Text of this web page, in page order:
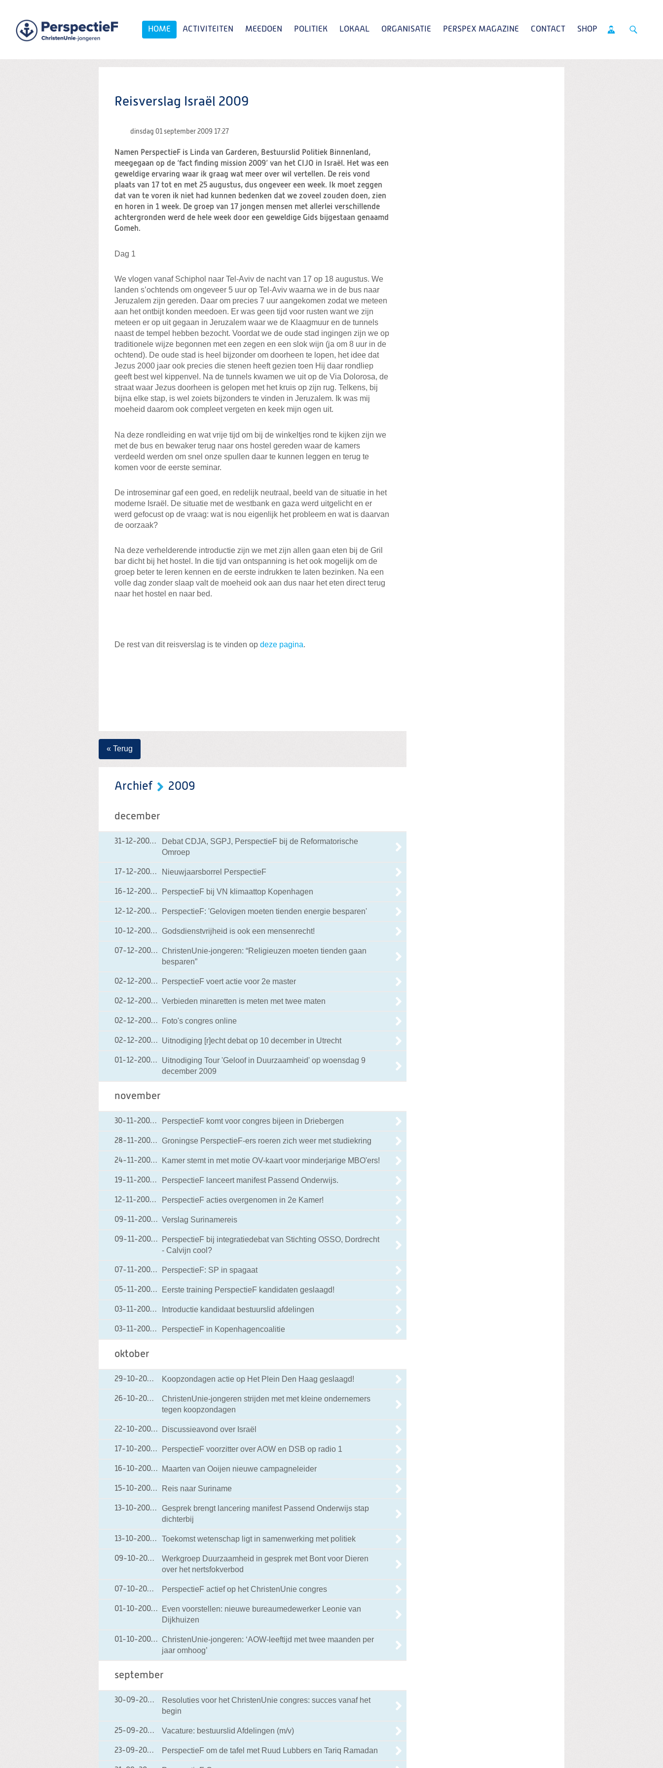
Spring
naar
HOME ACTIVITEITEN MEEDOEN POLITIEK LOKAAL ORGANISATIE PERSPEX MAGAZINE CONTACT SHOP
Reisverslag Israël 2009
dinsdag 01 september 2009 17:27
Namen PerspectieF is Linda van Garderen, Bestuurslid Politiek Binnenland,
meegegaan op de ‘fact finding mission 2009’ van het CIJO in Israël. Het was een
geweldige ervaring waar ik graag wat meer over wil vertellen. De reis vond
plaats van 17 tot en met 25 augustus, dus ongeveer een week. Ik moet zeggen
dat van te voren ik niet had kunnen bedenken dat we zoveel zouden doen, zien
en horen in 1 week. De groep van 17 jongen mensen met allerlei verschillende
achtergronden werd de hele week door een geweldige Gids bijgestaan genaamd
Gomeh.
Dag 1
We vlogen vanaf Schiphol naar Tel-Aviv de nacht van 17 op 18 augustus. We
landen s’ochtends om ongeveer 5 uur op Tel-Aviv waarna we in de bus naar
Jeruzalem zijn gereden. Daar om precies 7 uur aangekomen zodat we meteen
aan het ontbijt konden meedoen. Er was geen tijd voor rusten want we zijn
meteen er op uit gegaan in Jeruzalem waar we de Klaagmuur en de tunnels
naast de tempel hebben bezocht. Voordat we de oude stad ingingen zijn we op
traditionele wijze begonnen met een zegen en een slok wijn (ja om 8 uur in de
ochtend). De oude stad is heel bijzonder om doorheen te lopen, het idee dat
Jezus 2000 jaar ook precies die stenen heeft gezien toen Hij daar rondliep
geeft best wel kippenvel. Na de tunnels kwamen we uit op de Via Dolorosa, de
straat waar Jezus doorheen is gelopen met het kruis op zijn rug. Telkens, bij
bijna elke stap, is wel zoiets bijzonders te vinden in Jeruzalem. Ik was mij
moeheid daarom ook compleet vergeten en keek mijn ogen uit.
Na deze rondleiding en wat vrije tijd om bij de winkeltjes rond te kijken zijn we
met de bus en bewaker terug naar ons hostel gereden waar de kamers
verdeeld werden om snel onze spullen daar te kunnen leggen en terug te
komen voor de eerste seminar.
De introseminar gaf een goed, en redelijk neutraal, beeld van de situatie in het
moderne Israël. De situatie met de westbank en gaza werd uitgelicht en er
werd gefocust op de vraag: wat is nou eigenlijk het probleem en wat is daarvan
de oorzaak?
Na deze verhelderende introductie zijn we met zijn allen gaan eten bij de Gril
bar dicht bij het hostel. In die tijd van ontspanning is het ook mogelijk om de
groep beter te leren kennen en de eerste indrukken te laten bezinken. Na een
volle dag zonder slaap valt de moeheid ook aan dus naar het eten direct terug
naar het hostel en naar bed.
De rest van dit reisverslag is te vinden op deze pagina.
« Terug
Archief 2009
december
31-12-200931-12-2009 10:52
Debat CDJA, SGPJ, PerspectieF bij de Reformatorische
Omroep
17-12-200917-12-2009 18:19
Nieuwjaarsborrel PerspectieF
16-12-200916-12-2009 09:25
PerspectieF bij VN klimaattop Kopenhagen
12-12-200912-12-2009 13:53
PerspectieF: 'Gelovigen moeten tienden energie besparen'
10-12-200910-12-2009 17:37
Godsdienstvrijheid is ook een mensenrecht!
07-12-200907-12-2009 19:18
ChristenUnie-jongeren: “Religieuzen moeten tienden gaan
besparen”
02-12-200902-12-2009 20:00
PerspectieF voert actie voor 2e master
02-12-200902-12-2009 19:36
Verbieden minaretten is meten met twee maten
02-12-200902-12-2009 17:00
Foto's congres online
02-12-200902-12-2009 15:49
Uitnodiging [r]echt debat op 10 december in Utrecht
01-12-200901-12-2009 19:10
Uitnodiging Tour 'Geloof in Duurzaamheid' op woensdag 9
december 2009
november
30-11-200930-11-2009 09:57
PerspectieF komt voor congres bijeen in Driebergen
28-11-200928-11-2009 14:41
Groningse PerspectieF-ers roeren zich weer met studiekring
24-11-200924-11-2009 19:21
Kamer stemt in met motie OV-kaart voor minderjarige MBO'ers!
19-11-200919-11-2009 07:23
PerspectieF lanceert manifest Passend Onderwijs.
12-11-200912-11-2009 19:46
PerspectieF acties overgenomen in 2e Kamer!
09-11-200909-11-2009 22:12
Verslag Surinamereis
09-11-200909-11-2009 07:48
PerspectieF bij integratiedebat van Stichting OSSO, Dordrecht
- Calvijn cool?
07-11-200907-11-2009 12:15
PerspectieF: SP in spagaat
05-11-200905-11-2009 18:56
Eerste training PerspectieF kandidaten geslaagd!
03-11-200903-11-2009 19:18
Introductie kandidaat bestuurslid afdelingen
03-11-200903-11-2009 08:47
PerspectieF in Kopenhagencoalitie
oktober
29-10-2009 29-10-2009 19:34
Koopzondagen actie op Het Plein Den Haag geslaagd!
26-10-2009 26-10-2009 19:09
ChristenUnie-jongeren strijden met met kleine ondernemers
tegen koopzondagen
22-10-200922-10-2009 12:08
Discussieavond over Israël
17-10-200917-10-2009 14:22
PerspectieF voorzitter over AOW en DSB op radio 1
16-10-200916-10-2009 21:41
Maarten van Ooijen nieuwe campagneleider
15-10-200915-10-2009 18:30
Reis naar Suriname
13-10-200913-10-2009 14:56
Gesprek brengt lancering manifest Passend Onderwijs stap
dichterbij
13-10-200913-10-2009 07:56
Toekomst wetenschap ligt in samenwerking met politiek
09-10-2009 09-10-2009 17:17
Werkgroep Duurzaamheid in gesprek met Bont voor Dieren
over het nertsfokverbod
07-10-2009 07-10-2009 18:14
PerspectieF actief op het ChristenUnie congres
01-10-200901-10-2009 17:40
Even voorstellen: nieuwe bureaumedewerker Leonie van
Dijkhuizen
01-10-200901-10-2009 17:02
ChristenUnie-jongeren: ‘AOW-leeftijd met twee maanden per
jaar omhoog’
september
30-09-2009 30-09-2009 15:38
Resoluties voor het ChristenUnie congres: succes vanaf het
begin
25-09-2009 25-09-2009 17:06
Vacature: bestuurslid Afdelingen (m/v)
23-09-2009 23-09-2009 15:40
PerspectieF om de tafel met Ruud Lubbers en Tariq Ramadan